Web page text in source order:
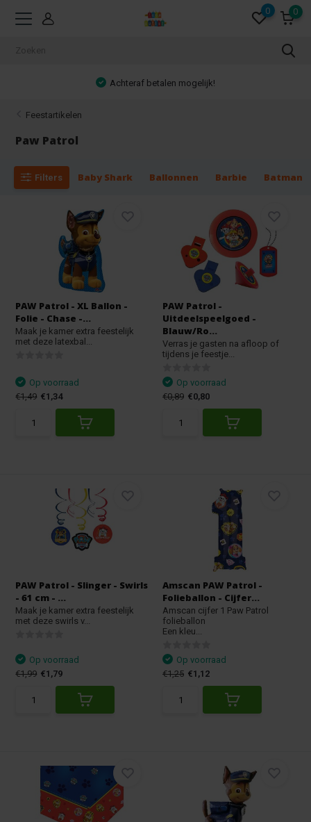
0 0
Achteraf betalen mogelijk!
Feestartikelen
Paw Patrol
Filters Baby Shark Ballonnen Barbie Batman
PAW Patrol - XL Ballon -
Folie - Chase -...
Maak je kamer extra feestelijk
met deze latexbal...
Op voorraad
€1,49 €1,34
PAW Patrol -
Uitdeelspeelgoed -
Blauw/Ro...
Verras je gasten na afloop of
tijdens je feestje...
Op voorraad
€0,89 €0,80
PAW Patrol - Slinger - Swirls
- 61 cm - ...
Maak je kamer extra feestelijk
met deze swirls v...
Op voorraad
€1,99 €1,79
Amscan PAW Patrol -
Folieballon - Cijfer...
Amscan cijfer 1 Paw Patrol
folieballon
Een kleu...
Op voorraad
€1,25 €1,12